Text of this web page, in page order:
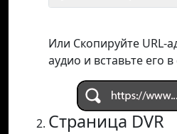
Или Скопируйте URL-
аудио и вставьте его
Страница DVR